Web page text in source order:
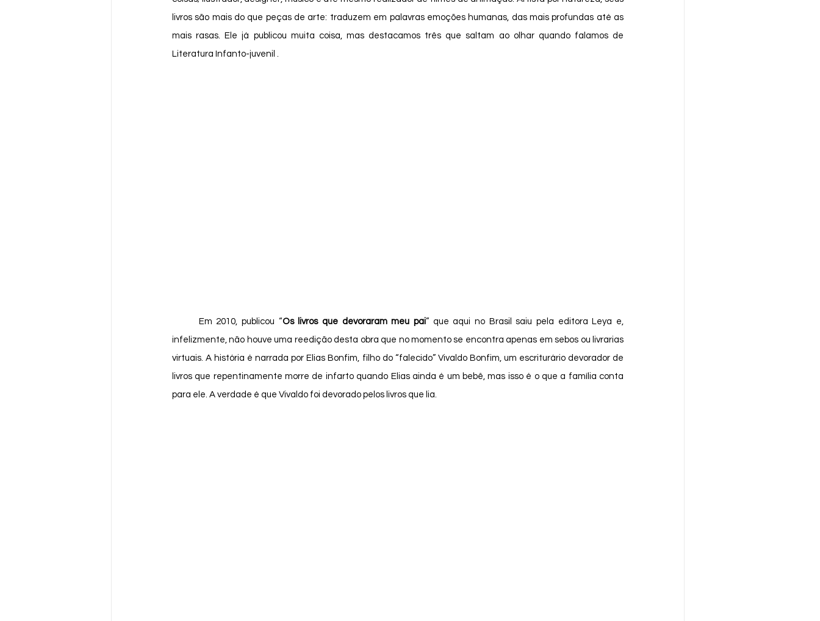
livros são mais do que peças de arte: traduzem em palavras emoções humanas, das mais profundas até as
mais rasas. Ele já publicou muita coisa, mas destacamos três que saltam ao olhar quando falamos de
Literatura Infanto-juvenil .
	Em 2010, publicou “
Os livros que devoraram meu pai” que aqui no Brasil saiu pela editora Leya e,
infelizmente, não houve uma reedição desta obra que no momento se encontra apenas em sebos ou livrarias
virtuais. A história é narrada por Elias Bonfim, filho do “falecido” Vivaldo Bonfim, um escriturário devorador de
livros que repentinamente morre de infarto quando Elias ainda é um bebê, mas isso é o que a família conta
para ele. A verdade é que Vivaldo foi devorado pelos livros que lia.